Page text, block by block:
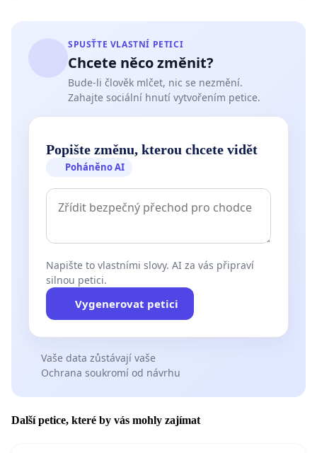
SPUSŤTE VLASTNÍ PETICI
Chcete něco změnit?
Bude-li člověk mlčet, nic se nezmění.
Zahajte sociální hnutí vytvořením petice.
Popište změnu, kterou chcete vidět
Poháněno AI
Napište to vlastními slovy. AI za vás připraví
silnou petici.
Vygenerovat petici
Vaše data zůstávají vaše
Ochrana soukromí od návrhu
Další petice, které by vás mohly zajímat